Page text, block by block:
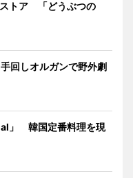
トア 「どうぶつの
回しオルガンで野外劇
」 韓国定番料理を現